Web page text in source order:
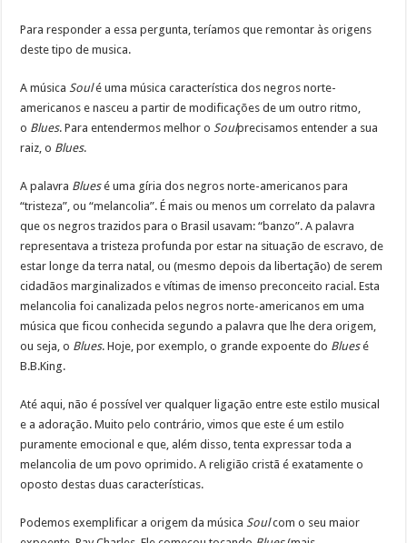
Para responder a essa pergunta, teríamos que remontar às origens
deste tipo de musica.
A música Soulé uma música característica dos negros norte-
americanos e nasceu a partir de modificações de um outro ritmo,
o Blues. Para entendermos melhor o Soulprecisamos entender a sua
raiz, o Blues.
A palavra Bluesé uma gíria dos negros norte-americanos para
“tristeza”, ou “melancolia”. É mais ou menos um correlato da palavra
que os negros trazidos para o Brasil usavam: “banzo”. A palavra
representava a tristeza profunda por estar na situação de escravo, de
estar longe da terra natal, ou (mesmo depois da libertação) de serem
cidadãos marginalizados e vítimas de imenso preconceito racial. Esta
melancolia foi canalizada pelos negros norte-americanos em uma
música que ficou conhecida segundo a palavra que lhe dera origem,
ou seja, o Blues. Hoje, por exemplo, o grande expoente do Bluesé
B.B.King.
Até aqui, não é possível ver qualquer ligação entre este estilo musical
e a adoração. Muito pelo contrário, vimos que este é um estilo
puramente emocional e que, além disso, tenta expressar toda a
melancolia de um povo oprimido. A religião cristã é exatamente o
oposto destas duas características.
Podemos exemplificar a origem da música Soulcom o seu maior